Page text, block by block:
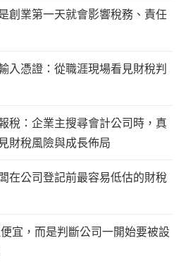
創業第一天就會影響稅務、責任
入憑證：從職涯現場看見財稅判
稅：企業主搜尋會計公司時，真
財稅風險與成長佈局
在公司登記前最容易低估的財稅
宜，而是判斷公司一開始要被設